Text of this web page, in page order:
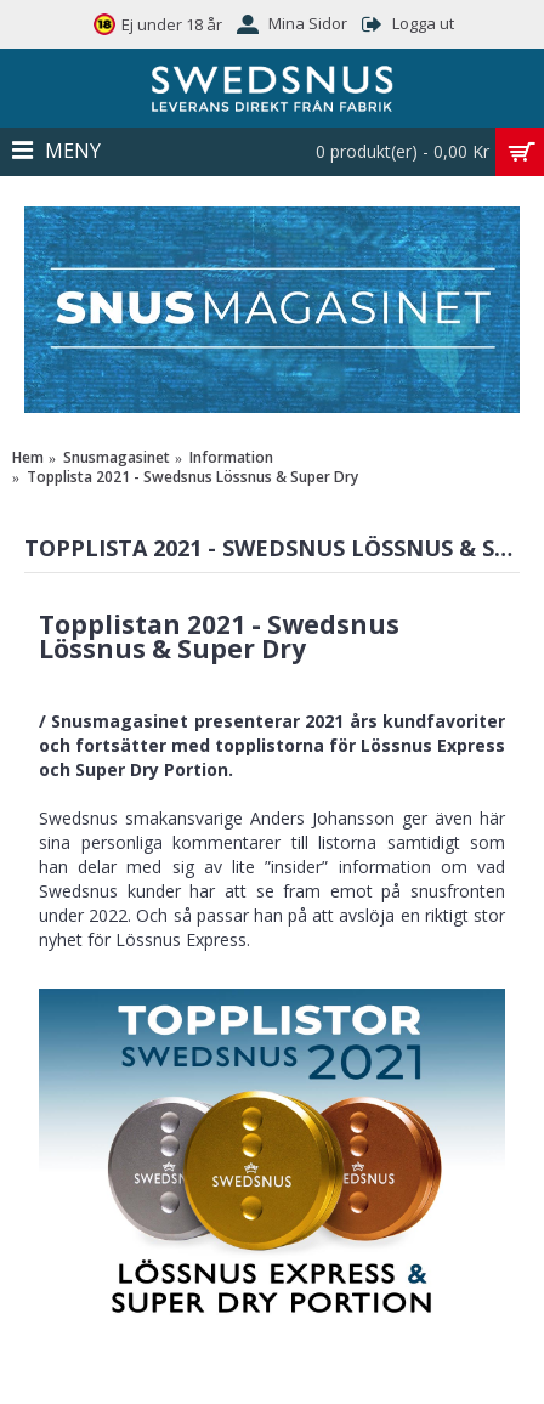
Ej under 18 år Mina Sidor Logga ut
0 produkt(er) - 0,00 Kr
MENY
Hem Snusmagasinet
Information
Topplista 2021 - Swedsnus Lössnus & Super Dry
TOPPLISTA 2021 - SWEDSNUS LÖSSNUS & SUPER DRY
Topplistan 2021 - Swedsnus
Lössnus & Super Dry
/ Snusmagasinet presenterar 2021 års kundfavoriter
och fortsätter med topplistorna för Lössnus Express
och Super Dry Portion.
Swedsnus smakansvarige Anders Johansson ger även här
sina personliga kommentarer till listorna samtidigt som
han delar med sig av lite ”insider” information om vad
Swedsnus kunder har att se fram emot på snusfronten
under 2022. Och så passar han på att avslöja en riktigt stor
nyhet för Lössnus Express.